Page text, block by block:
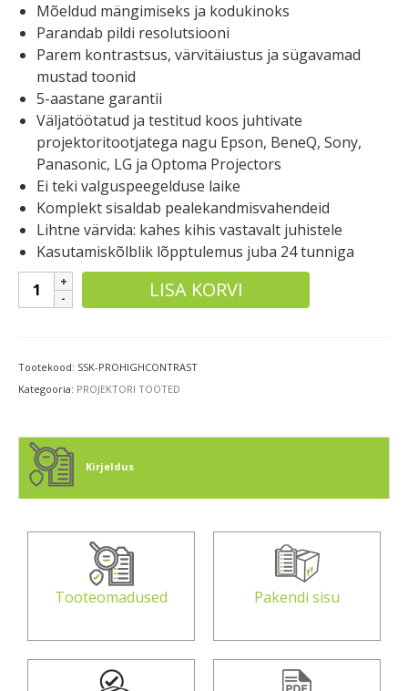
Mõeldud mängimiseks ja kodukinoks
Parandab pildi resolutsiooni
Parem kontrastsus, värvitäiustus ja sügavamad
mustad toonid
5-aastane garantii
Väljatöötatud ja testitud koos juhtivate
projektoritootjatega nagu Epson, BeneQ, Sony,
Panasonic, LG ja Optoma Projectors
Ei teki valguspeegelduse laike
Komplekt sisaldab pealekandmisvahendeid
Lihtne värvida: kahes kihis vastavalt juhistele
Kasutamiskõlblik lõpptulemus juba 24 tunniga
Smart
kontrastne
kogus
LISA KORVI
Tootekood: SSK-PROHIGHCONTRAST
Kategooria: PROJEKTORI TOOTED
Kirjeldus
Tooteomadused Pakendi sisu